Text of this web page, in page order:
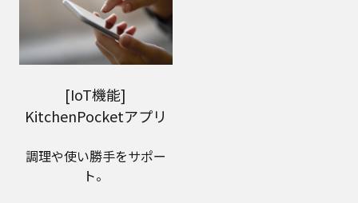
[IoT機能]
KitchenPocketアプリ
調理や使い勝手をサポー
ト。